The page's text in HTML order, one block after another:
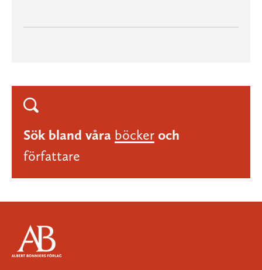
Sök bland våra böcker och
författare